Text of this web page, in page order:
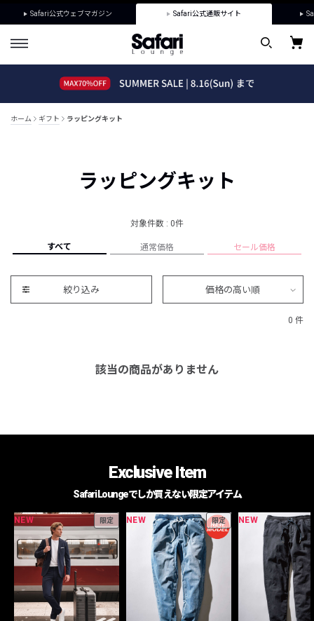
Safari公式ウェブマガジン Safari公式通販サイト
ホーム ギフト ラッピングキット
ラッピングキット
対象件数 : 0件
すべて 通常価格 セール価格
絞り込み 価格の高い順
0 件
該当の商品がありません
Exclusive Item
Safari Loungeでしか買えない限定アイテム
NEW 限定 NEW 限定 NEW